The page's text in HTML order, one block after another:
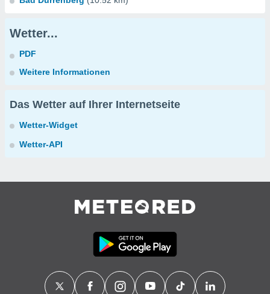
Wetter...
PDF
Weitere Informationen
Das Wetter auf Ihrer Internetseite
Wetter-Widget
Wetter-API